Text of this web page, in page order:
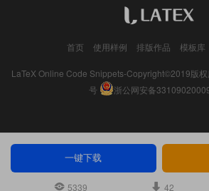
一键下载
5339 42
首页 使用样例 排版作品 模板库
LaTeX Online Code Snippets-Copyright©2019版权
号
浙公网安备